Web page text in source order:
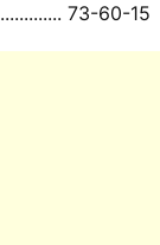
73-60-15